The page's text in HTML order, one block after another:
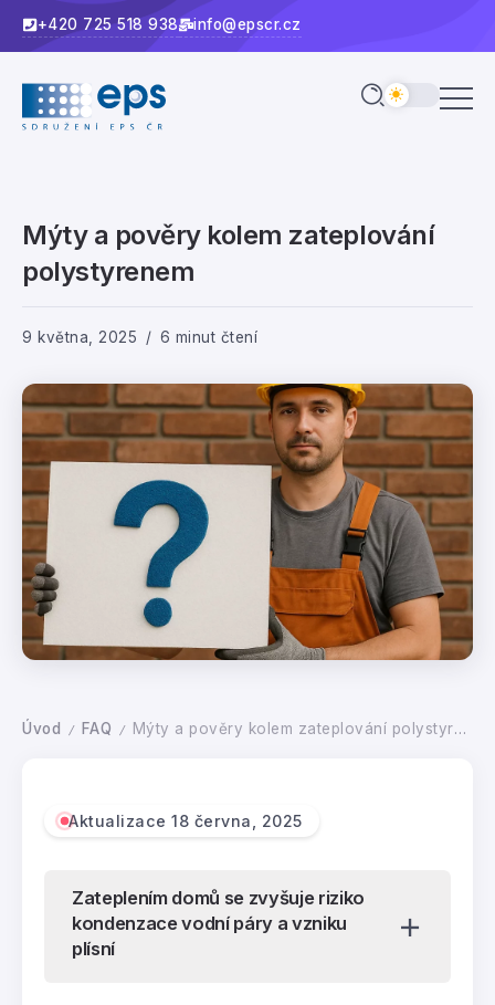
+420 725 518 938 info@epscr.cz
Mýty a pověry kolem zateplování
polystyrenem
9 května, 2025 6 minut čtení
Úvod / FAQ / Mýty a pověry kolem zateplování polystyrenem
Aktualizace 18 června, 2025
Zateplením domů se zvyšuje riziko
kondenzace vodní páry a vzniku
plísní